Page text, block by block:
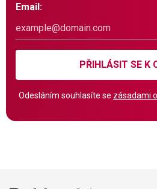
Email:
PŘIHLÁSIT SE K
Odesláním souhlasíte se zásadami